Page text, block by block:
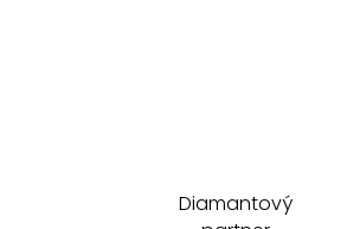
Diamantový